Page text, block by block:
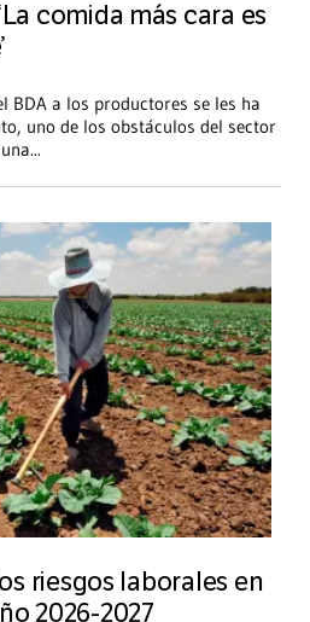
comida más cara es
BDA a los productores se les ha
uno de los obstáculos del sector
...
riesgos laborales en
2026-2027